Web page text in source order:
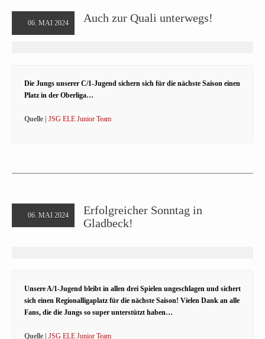
06. MAI 2024 Auch zur Quali unterwegs!
Die Jungs unserer C/1-Jugend sichern sich für die nächste Saison einen
Platz in der Oberliga…
Quelle | JSG ELE Junior Team
06. MAI 2024
Erfolgreicher Sonntag in
Gladbeck!
Unsere A/1-Jugend bleibt in allen drei Spielen ungeschlagen und sichert
sich einen Regionalligaplatz für die nächste Saison! Vielen Dank an alle
Fans, die die Jungs so super unterstützt haben…
Quelle | JSG ELE Junior Team